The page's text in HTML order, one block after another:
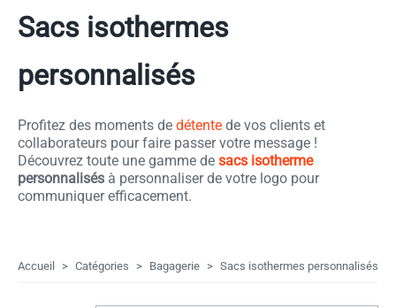
Sacs isothermes
personnalisés
Profitez des moments de détente de vos clients et
collaborateurs pour faire passer votre message !
Découvrez toute une gamme de sacs isotherme
personnalisés à personnaliser de votre logo pour
communiquer efficacement.
Accueil Catégories Bagagerie Sacs isothermes personnalisés